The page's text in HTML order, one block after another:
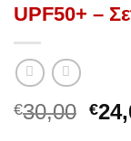
UPF50+ –
€30,00 €